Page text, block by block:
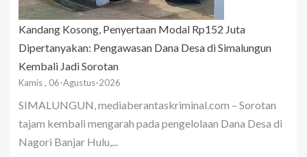
Kandang Kosong, Penyertaan Modal Rp152 Juta
Dipertanyakan: Pengawasan Dana Desa di Simalungun
Kembali Jadi Sorotan
Kamis , 06-Agustus-2026
SIMALUNGUN, mediaberantaskriminal.com – Sorotan
tajam kembali mengarah pada pengelolaan Dana Desa di
Nagori Banjar Hulu,...